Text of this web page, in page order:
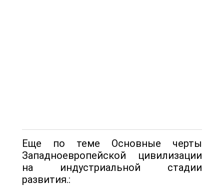
Еще по теме Основные черты
Западноевропейской цивилизации
на индустриальной стадии
развития.: